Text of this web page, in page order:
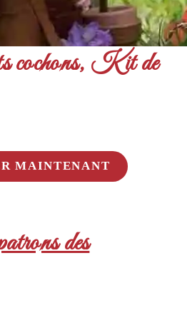
cochons, Kit de
MAINTENANT
des